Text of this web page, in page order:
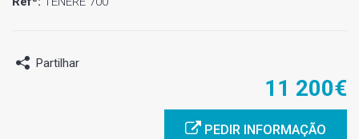
Partilhar
11 200€
PEDIR INFORMAÇÃO